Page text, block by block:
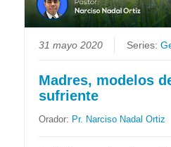
31 mayo 2020 Series:
Madres, modelos
sufriente
Orador: Pr. Narciso Nadal Ortiz